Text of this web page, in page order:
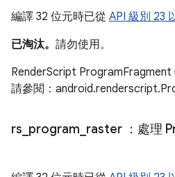
編譯 32 位元時已從 API 級別 23
已淘汰。 請勿使用。
RenderScript ProgramFragment
請參閱：
rs program raster ：處理